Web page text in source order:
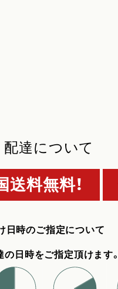
配達について
送料無料！
日時のご指定について
の日時をご指定頂けます。